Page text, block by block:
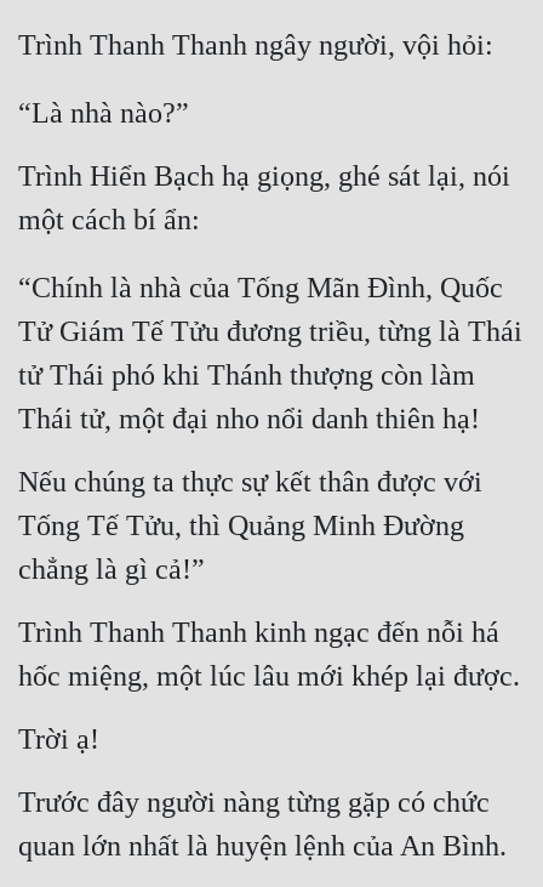
Trình Thanh Thanh ngây người, vội hỏi:
“Là nhà nào?”
Trình Hiển Bạch hạ giọng, ghé sát lại, nói
một cách bí ẩn:
“Chính là nhà của Tống Mãn Đình, Quốc
Tử Giám Tế Tửu đương triều, từng là Thái
tử Thái phó khi Thánh thượng còn làm
Thái tử, một đại nho nổi danh thiên hạ!
Nếu chúng ta thực sự kết thân được với
Tống Tế Tửu, thì Quảng Minh Đường
chẳng là gì cả!”
Trình Thanh Thanh kinh ngạc đến nỗi há
hốc miệng, một lúc lâu mới khép lại được.
Trời ạ!
Trước đây người nàng từng gặp có chức
quan lớn nhất là huyện lệnh của An Bình.